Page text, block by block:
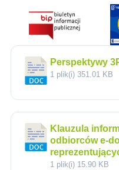
Perspektywy
1 plik(i) 351.01 KB
Klauzula
odbiorców e-
1 plik(i) 15.90 KB